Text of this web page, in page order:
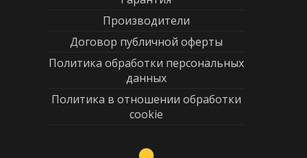
Производители
Договор публичной оферты
Политика обработки персональных
данных
Политика в отношении обработки
cookie